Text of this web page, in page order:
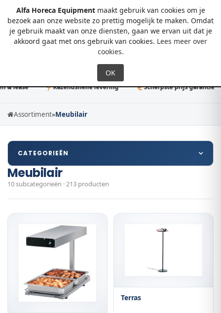
Alfa Horeca Equipmentmaakt gebruik van cookies om je
bezoek aan onze website zo prettig mogelijk te maken. Omdat
je gebruik maakt van onze diensten, gaan we ervan uit dat je
akkoord gaat met ons gebruik van cookies. Lees meer over
cookies.
0
Razendsnelle levering Scherpste prijs garantie
Assortiment»Meubilair
CATEGORIEËN
Meubilair
10 subcategorieën · 213 producten
Terras